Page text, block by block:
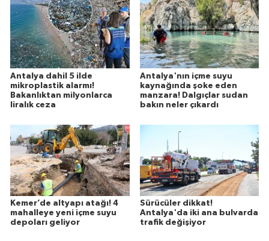
Antalya dahil 5 ilde
mikroplastik alarmı!
Bakanlıktan milyonlarca
liralık ceza
Antalya'nın içme suyu
kaynağında şoke eden
manzara! Dalgıçlar sudan
bakın neler çıkardı
Kemer’de altyapı atağı! 4
mahalleye yeni içme suyu
depoları geliyor
Sürücüler dikkat!
Antalya'da iki ana bulvarda
trafik değişiyor